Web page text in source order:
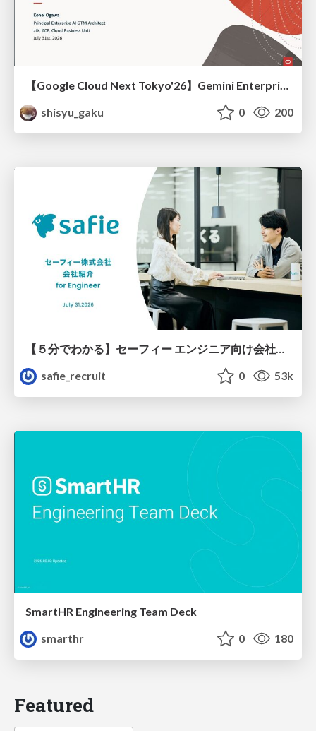
【Google Cloud Next Tokyo'26】Gemini Enterprise と Oracle AI Database で実現する、 業務データ活用を実現する AI エージェント実装
shisyu_gaku
0 200
safie_recruit
0 53k
SmartHR Engineering Team Deck
smarthr
0 180
Featured